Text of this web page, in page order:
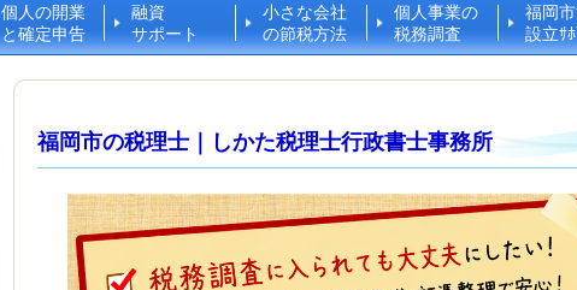
個人の開業
と確定申告
融資
サポート
小さな会社
の節税方法
個人事業の
税務調査
福岡
設立ｻ
福岡市の税理士｜しかた税理士行政書士事務所